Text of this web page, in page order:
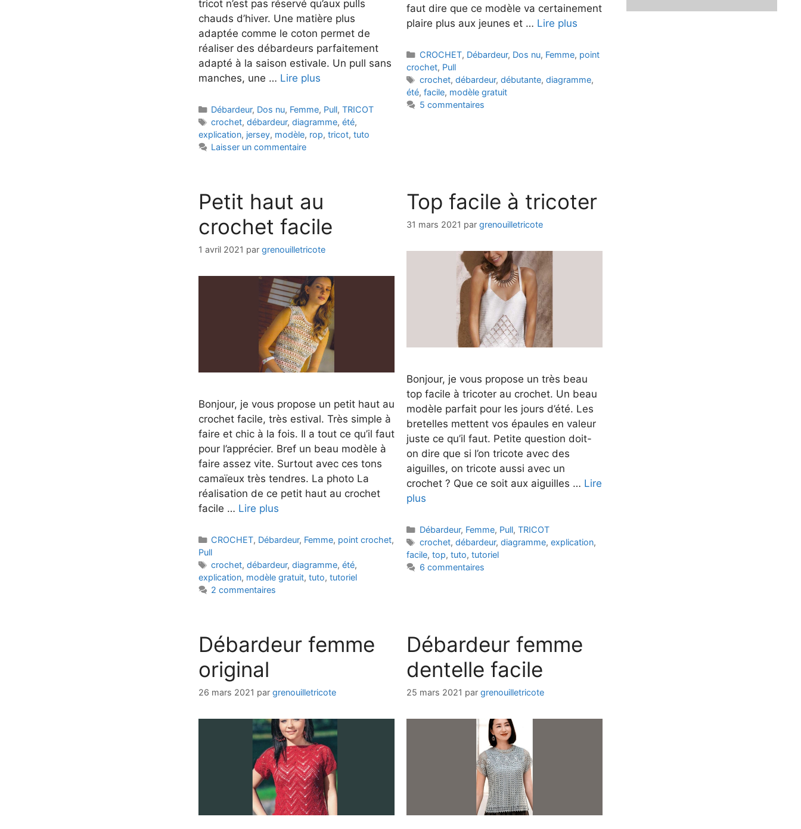
tricot n’est pas réservé qu’aux pulls
chauds d’hiver. Une matière plus
adaptée comme le coton permet de
réaliser des débardeurs parfaitement
adapté à la saison estivale. Un pull sans
manches, une … Lire plus
Catégories
Débardeur, Dos nu, Femme, Pull,TRICOT
Étiquettes
crochet,débardeur,diagramme,été,
explication, jersey, modèle, rop, tricot, tuto
Laisser un commentaire
faut dire que ce modèle va certainement
plaire plus aux jeunes et … Lire plus
Catégories
CROCHET, Débardeur, Dos nu, Femme, point
crochet, Pull
Étiquettes
crochet, débardeur, débutante, diagramme,
été, facile, modèle gratuit
5 commentaires
Petit haut au
crochet facile
1 avril 2021 par grenouilletricote
Bonjour, je vous propose un petit haut au
crochet facile, très estival. Très simple à
faire et chic à la fois. Il a tout ce qu’il faut
pour l’apprécier. Bref un beau modèle à
faire assez vite. Surtout avec ces tons
camaïeux très tendres. La photo La
réalisation de ce petit haut au crochet
facile … Lire plus
Catégories
CROCHET, Débardeur, Femme, point crochet,
Pull
Étiquettes
crochet,débardeur,diagramme,été,
explication, modèle gratuit, tuto, tutoriel
2 commentaires
Top facile à tricoter
31 mars 2021 par grenouilletricote
Bonjour, je vous propose un très beau
top facile à tricoter au crochet. Un beau
modèle parfait pour les jours d’été. Les
bretelles mettent vos épaules en valeur
juste ce qu’il faut. Petite question doit-
on dire que si l’on tricote avec des
aiguilles, on tricote aussi avec un
crochet ? Que ce soit aux aiguilles … Lire
plus
Catégories
Débardeur, Femme, Pull, TRICOT
Étiquettes
crochet, débardeur, diagramme, explication,
facile, top, tuto, tutoriel
6 commentaires
Débardeur femme
original
26 mars 2021 par grenouilletricote
Débardeur femme
dentelle facile
25 mars 2021 par grenouilletricote